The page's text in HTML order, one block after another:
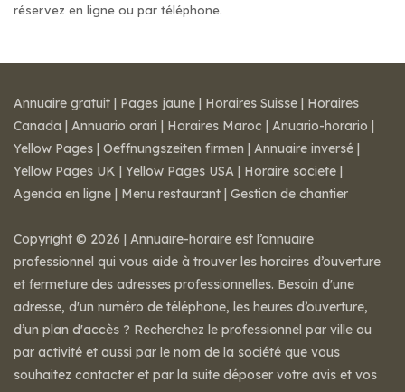
réservez en ligne ou par téléphone.
Annuaire gratuit | Pages jaune | Horaires Suisse | Horaires
Canada | Annuario orari | Horaires Maroc | Anuario-horario |
Yellow Pages | Oeffnungszeiten firmen | Annuaire inversé |
Yellow Pages UK | Yellow Pages USA | Horaire societe |
Agenda en ligne | Menu restaurant | Gestion de chantier
Copyright © 2026 | Annuaire-horaire est l’annuaire
professionnel qui vous aide à trouver les horaires d’ouverture
et fermeture des adresses professionnelles. Besoin d'une
adresse, d'un numéro de téléphone, les heures d’ouverture,
d’un plan d'accès ? Recherchez le professionnel par ville ou
par activité et aussi par le nom de la société que vous
souhaitez contacter et par la suite déposer votre avis et vos